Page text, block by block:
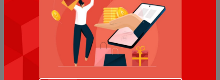
Kutu içecek
Avşar Karadut Soda (20 cl.)